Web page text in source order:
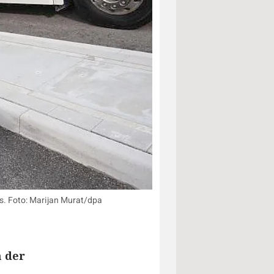
Foto: Marijan Murat/dpa
der